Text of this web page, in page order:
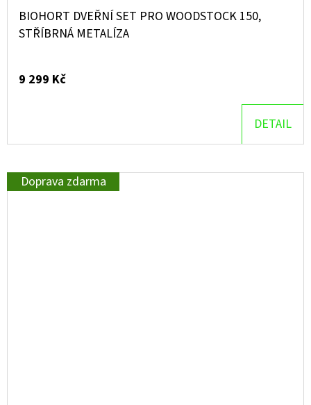
BIOHORT DVEŘNÍ SET PRO WOODSTOCK 150,
STŘÍBRNÁ METALÍZA
9 299 Kč
DETAIL
Doprava zdarma